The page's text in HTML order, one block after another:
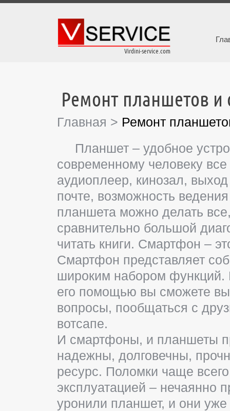
Virdini-service.com
Ремонт планшетов и
Главная > Ремонт
Планшет – удобное
современному человеку
аудиоплеер, кинозал,
почте, возможность
планшета можно делать
сравнительно большой
читать книги. Смартфон –
Смартфон представляет
широким набором функций.
его помощью вы сможете
вопросы, пообщаться с
вотсапе.
И смартфоны, и планшеты
надежны, долговечны,
ресурс. Поломки чаще
эксплуатацией – нечаянно
уронили планшет, и они уже